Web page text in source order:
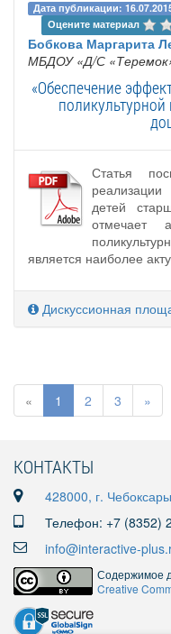
Дата публикации:
Оцените материал
Бобкова Маргарита
МБДОУ «Д/С
«Обеспечение
Статья
реализации
детей
отмечает
является наиболее
Дискуссионная
« 1 2 3 »
КОНТАКТЫ
428000, г.
Телефон: +7 (8352)
info@interactive-
Содержимое
Creative